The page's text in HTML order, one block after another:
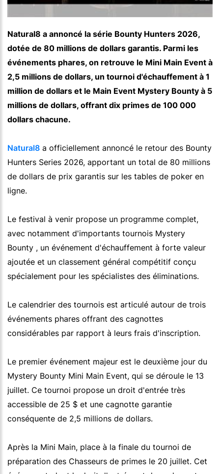
Natural8 a annoncé la série Bounty Hunters 2026,
dotée de 80 millions de dollars garantis. Parmi les
événements phares, on retrouve le Mini Main Event à
2,5 millions de dollars, un tournoi d'échauffement à 1
million de dollars et le Main Event Mystery Bounty à 5
millions de dollars, offrant dix primes de 100 000
dollars chacune.
Natural8 a officiellement annoncé le retour des Bounty
Hunters Series 2026, apportant un total de 80 millions
de dollars de prix garantis sur les tables de poker en
ligne.
Le festival à venir propose un programme complet,
avec notamment d'importants tournois Mystery
Bounty , un événement d'échauffement à forte valeur
ajoutée et un classement général compétitif conçu
spécialement pour les spécialistes des éliminations.
Le calendrier des tournois est articulé autour de trois
événements phares offrant des cagnottes
considérables par rapport à leurs frais d'inscription.
Le premier événement majeur est le deuxième jour du
Mystery Bounty Mini Main Event, qui se déroule le 13
juillet. Ce tournoi propose un droit d'entrée très
accessible de 25 $ et une cagnotte garantie
conséquente de 2,5 millions de dollars.
Après la Mini Main, place à la finale du tournoi de
préparation des Chasseurs de primes le 20 juillet. Cet